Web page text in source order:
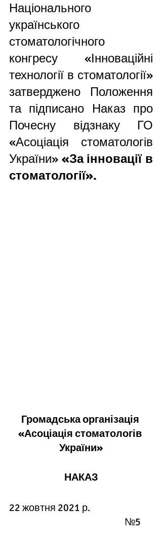
Національного
українського
стоматологічного
конгресу «Інноваційні
технології в стоматології»
затверджено Положення
та підписано Наказ про
Почесну відзнаку ГО
«Асоціація стоматологів
України» «За інновації в
стоматології».
Громадська організація
«Асоціація стоматологів
України»
НАКАЗ
22 жовтня 2021 р.
                                                         №5